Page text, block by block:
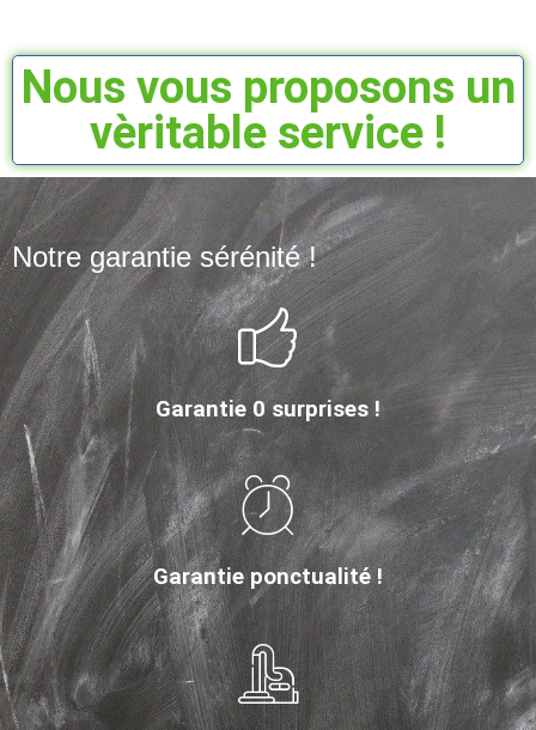
Nous vous proposons un
vèritable service !
Notre garantie sérénité !
Garantie 0 surprises !
Garantie ponctualité !